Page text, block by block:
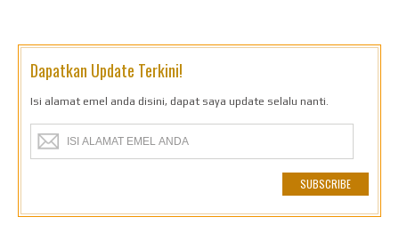
Dapatkan Update Terkini!
Isi alamat emel anda disini, dapat saya update selalu nanti.